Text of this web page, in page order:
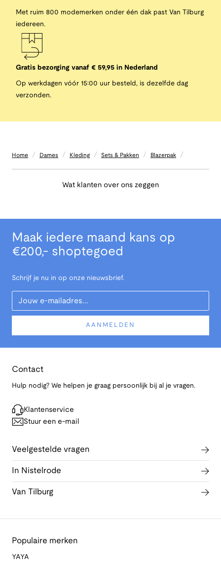
Met ruim 800 modemerken onder één dak past Van Tilburg
iedereen.
Gratis bezorging vanaf € 59,95 in Nederland
Op werkdagen vóór 15:00 uur besteld, is dezelfde dag
verzonden.
Home / Dames / Kleding / Sets & Pakken / Blazerpak /
Wat klanten over ons zeggen
Maak iedere maand kans op
€200,- shoptegoed
Schrijf je nu in op onze nieuwsbrief.
Your Email
AANMELDEN
Contact
Hulp nodig? We helpen je graag persoonlijk bij al je vragen.
Klantenservice
Stuur een e-mail
Veelgestelde vragen
In Nistelrode
Van Tilburg
Populaire merken
YAYA